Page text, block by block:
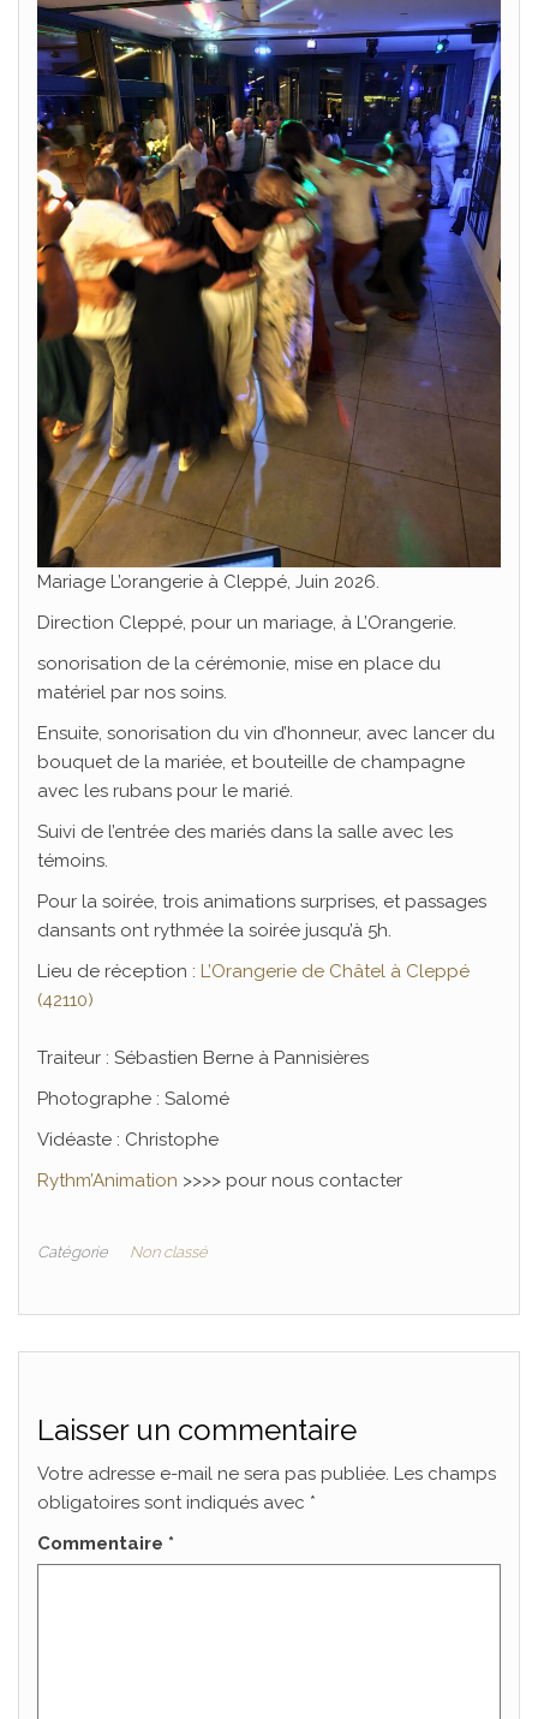
Mariage L’orangerie à Cleppé, Juin 2026.
Direction Cleppé, pour un mariage, à L’Orangerie.
sonorisation de la cérémonie, mise en place du
matériel par nos soins.
Ensuite, sonorisation du vin d’honneur, avec lancer du
bouquet de la mariée, et bouteille de champagne
avec les rubans pour le marié.
Suivi de l’entrée des mariés dans la salle avec les
témoins.
Pour la soirée, trois animations surprises, et passages
dansants ont rythmée la soirée jusqu’à 5h.
Lieu de réception : L’Orangerie de Châtel à Cleppé
(42110)
Traiteur : Sébastien Berne à Pannisières
Photographe : Salomé
Vidéaste : Christophe
Rythm’Animation >>>> pour nous contacter
Catégorie Non classé
Laisser un commentaire
Votre adresse e-mail ne sera pas publiée. Les champs
obligatoires sont indiqués avec *
Commentaire *